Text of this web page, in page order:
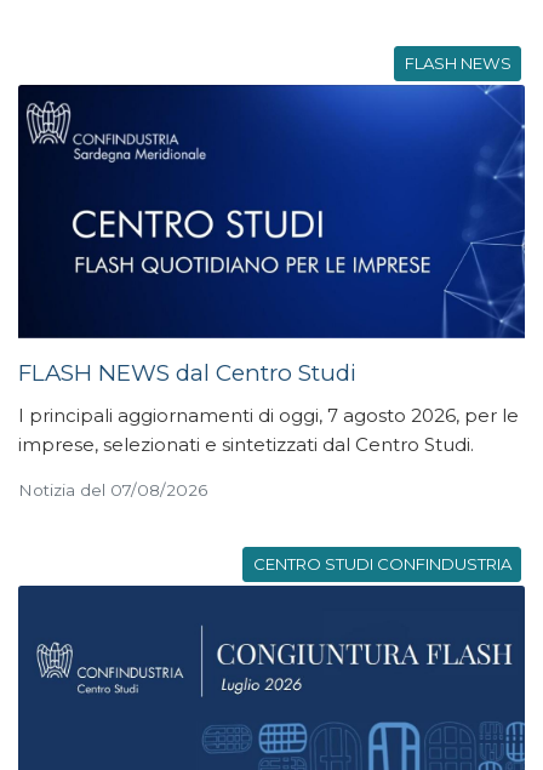
FLASH NEWS
FLASH NEWS dal Centro Studi
I principali aggiornamenti di oggi, 7 agosto 2026, per le
imprese, selezionati e sintetizzati dal Centro Studi.
Notizia del 07/08/2026
CENTRO STUDI CONFINDUSTRIA